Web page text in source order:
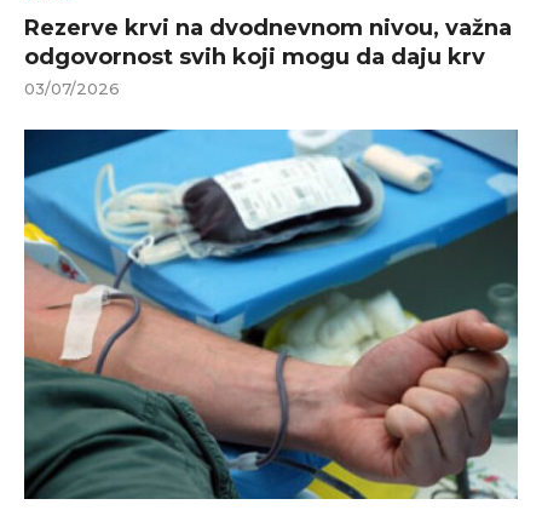
Rezerve krvi na dvodnevnom nivou, važna
odgovornost svih koji mogu da daju krv
03/07/2026